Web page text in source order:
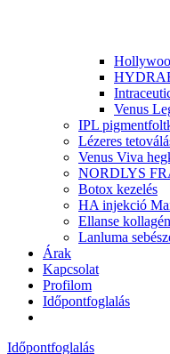
Venus
IPL
Lézeres
Venus Viva
NORDLYS
Botox kezelés
HA injekció
Ellanse
Lanluma
Árak
Kapcsolat
Profilom
Időpontfoglalás
Időpontfoglalás